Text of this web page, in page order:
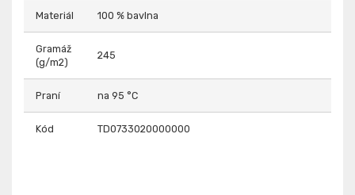
Materiál 100 % bavlna
Gramáž
(g/m2)
245
Praní na 95 °C
Kód TD0733020000000